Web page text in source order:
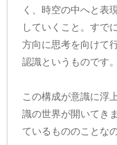
く、時空の中へと表
していくこと。すで
方向に思考を向けて
認識というものです。
この構成が意識に浮
識の世界が開いてき
ているもののことな